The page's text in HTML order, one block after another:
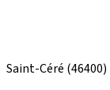
Saint-Céré (46400)